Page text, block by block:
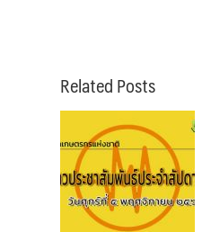
Related Posts